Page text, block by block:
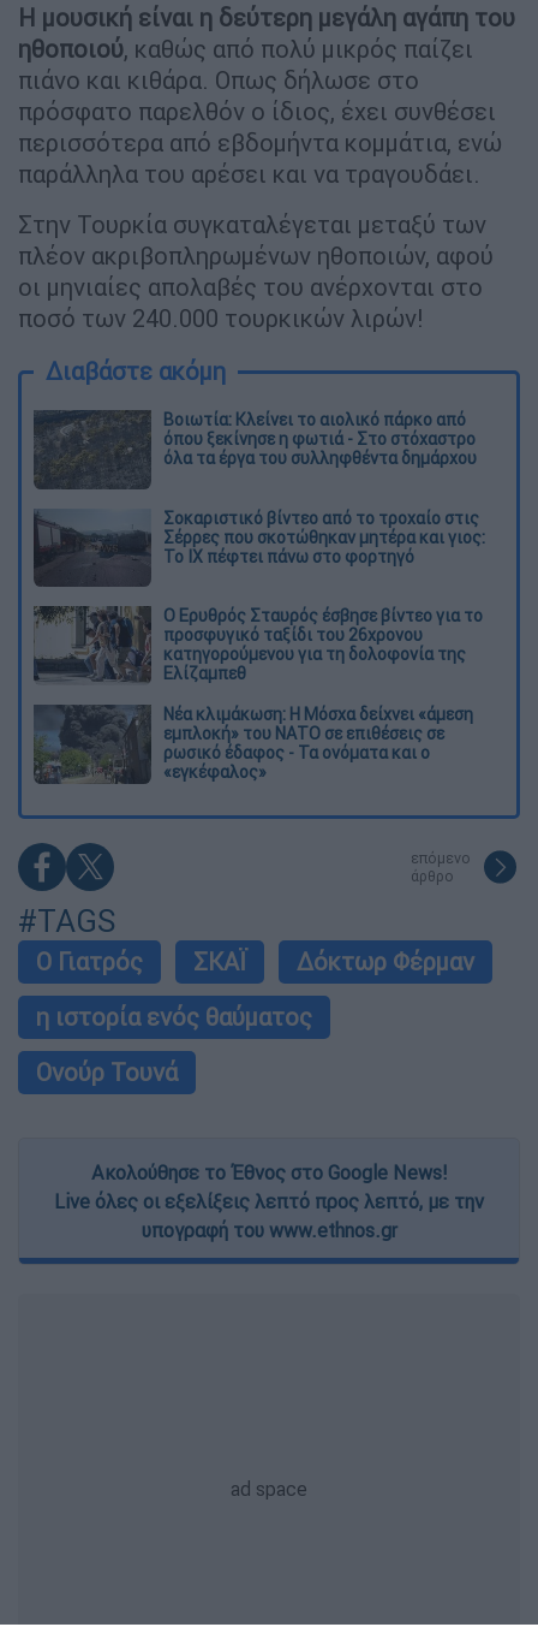
Η μουσική είναι η δεύτερη μεγάλη αγάπη του
ηθοποιού, καθώς από πολύ μικρός παίζει
πιάνο και κιθάρα. Οπως δήλωσε στο
πρόσφατο παρελθόν ο ίδιος, έχει συνθέσει
περισσότερα από εβδομήντα κομμάτια, ενώ
παράλληλα του αρέσει και να τραγουδάει.
Στην Τουρκία συγκαταλέγεται μεταξύ των
πλέον ακριβοπληρωμένων ηθοποιών, αφού
οι μηνιαίες απολαβές του ανέρχονται στο
ποσό των 240.000 τουρκικών λιρών!
Διαβάστε ακόμη
Βοιωτία: Κλείνει το αιολικό πάρκο από
όπου ξεκίνησε η φωτιά - Στο στόχαστρο
όλα τα έργα του συλληφθέντα δημάρχου
Σοκαριστικό βίντεο από το τροχαίο στις
Σέρρες που σκοτώθηκαν μητέρα και γιος:
Το ΙΧ πέφτει πάνω στο φορτηγό
Ο Ερυθρός Σταυρός έσβησε βίντεο για το
προσφυγικό ταξίδι του 26χρονου
κατηγορούμενου για τη δολοφονία της
Ελίζαμπεθ
Νέα κλιμάκωση: Η Μόσχα δείχνει «άμεση
εμπλοκή» του ΝΑΤΟ σε επιθέσεις σε
ρωσικό έδαφος - Τα ονόματα και ο
«εγκέφαλος»
επόμενο
άρθρο
#TAGS
Ο Γιατρός ΣΚΑΪ
Δόκτωρ Φέρμαν
η ιστορία ενός θαύματος
Ονούρ Τουνά
Ακολούθησε το Έθνος στο Google News!
Live όλες οι εξελίξεις λεπτό προς λεπτό, με την
υπογραφή του www.ethnos.gr